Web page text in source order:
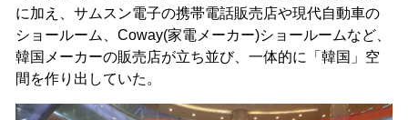
に加え、サムスン電子の携帯電話販売店や現代自動車の
ショールーム、Coway(家電メーカー)ショールームなど、
韓国メーカーの販売店が立ち並び、一体的に「韓国」空
間を作り出していた。